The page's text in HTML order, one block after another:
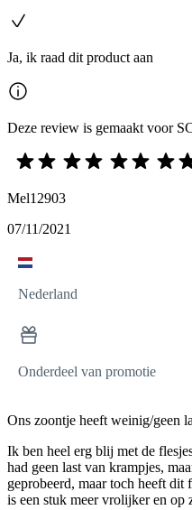
Ja, ik raad dit product aan
Deze review is gemaakt voor
Mel12903
07/11/2021
Nederland
Onderdeel van promotie
Ons zoontje heeft weinig/geen
Ik ben heel erg blij met de
had geen last van krampjes,
geprobeerd, maar toch heeft
is een stuk meer vrolijker en op